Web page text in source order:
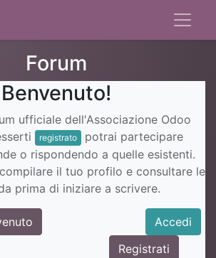
Forum
Benvenuto!
ufficiale dell'Associazione Odoo
registrato
potrai partecipare
o rispondendo a quelle esistenti.
il tuo profilo e consultare le
prima di iniziare a scrivere.
Accedi
Registrati